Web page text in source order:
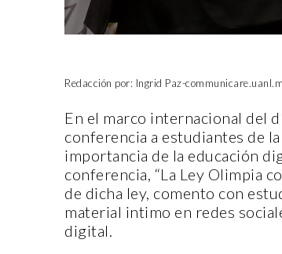
Redacción por: Ingrid Paz-
En el marco internacional del
conferencia a estudiantes de
importancia de la educación
conferencia, “La Ley Olimpia
de dicha ley, comento con
material intimo en redes
digital.